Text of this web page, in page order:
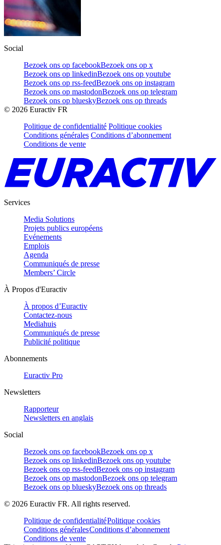
Social
Bezoek ons op facebookBezoek ons op x
Bezoek ons op linkedinBezoek ons op youtube
Bezoek ons op rss-feedBezoek ons op instagram
Bezoek ons op mastodonBezoek ons op telegram
Bezoek ons op blueskyBezoek ons op threads
© 2026 Euractiv FR
Politique de confidentialité Politique cookies
Conditions générales Conditions d’abonnement
Conditions de vente
Services
Media Solutions
Projets publics européens
Evénements
Emplois
Agenda
Communiqués de presse
Members’ Circle
À Propos d'Euractiv
À propos d’Euractiv
Contactez-nous
Mediahuis
Communiqués de presse
Publicité politique
Abonnements
Euractiv Pro
Newsletters
Rapporteur
Newsletters en anglais
Social
Bezoek ons op facebookBezoek ons op x
Bezoek ons op linkedinBezoek ons op youtube
Bezoek ons op rss-feedBezoek ons op instagram
Bezoek ons op mastodonBezoek ons op telegram
Bezoek ons op blueskyBezoek ons op threads
© 2026 Euractiv FR. All rights reserved.
Politique de confidentialitéPolitique cookies
Conditions généralesConditions d’abonnement
Conditions de vente